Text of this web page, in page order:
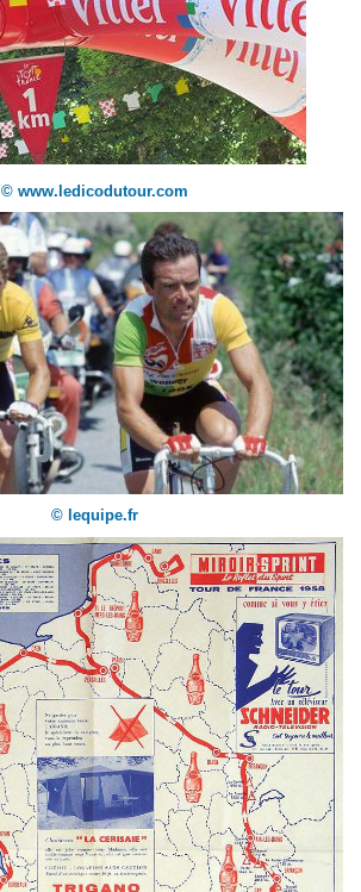
© www.ledicodutour.com
© lequipe.fr